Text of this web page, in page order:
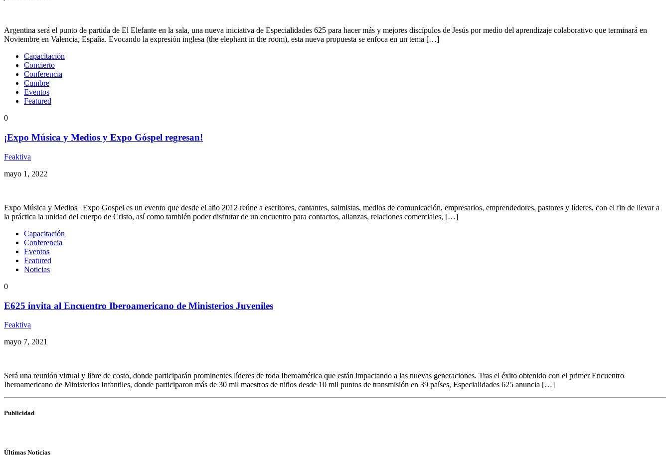
Argentina será el punto de partida de El Elefante en la sala, una nueva iniciativa de Especialidades 625 para hacer más y mejores discípulos de Jesús por medio del aprendizaje colaborativo que terminará en
Noviembre en Valencia, España. Evocando la expresión inglesa (the elephant in the room), esta nueva propuesta se enfoca en un tema […]
Capacitación
Concierto
Conferencia
Cumbre
Eventos
Featured
0
¡Expo Música y Medios y Expo Góspel regresan!
Feaktiva
mayo 1, 2022
Expo Música y Medios | Expo Gospel es un evento que desde el año 2012 reúne a escritores, cantantes, salmistas, medios de comunicación, empresarios, emprendedores, pastores y líderes, con el fin de llevar a
la práctica la unidad del cuerpo de Cristo, así como también poder disfrutar de un encuentro para contactos, alianzas, relaciones comerciales, […]
Capacitación
Conferencia
Eventos
Featured
Noticias
0
E625 invita al Encuentro Iberoamericano de Ministerios Juveniles
Feaktiva
mayo 7, 2021
Será una reunión virtual y libre de costo, donde participarán prominentes líderes de toda Iberoamérica que están impactando a las nuevas generaciones. Tras el éxito obtenido con el primer Encuentro
Iberoamericano de Ministerios Infantiles, donde participaron más de 30 mil maestros de niños desde 10 mil puntos de transmisión en 39 países, Especialidades 625 anuncia […]
Publicidad
Últimas Noticias